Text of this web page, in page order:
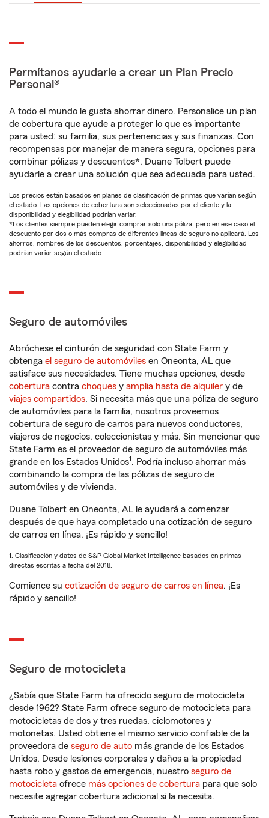
Permítanos ayudarle a crear un Plan Precio
Personal®
A todo el mundo le gusta ahorrar dinero. Personalice un plan
de cobertura que ayude a proteger lo que es importante
para usted: su familia, sus pertenencias y sus finanzas. Con
recompensas por manejar de manera segura, opciones para
combinar pólizas y descuentos*, Duane Tolbert puede
ayudarle a crear una solución que sea adecuada para usted.
Los precios están basados en planes de clasificación de primas que varían según
el estado. Las opciones de cobertura son seleccionadas por el cliente y la
disponibilidad y elegibilidad podrían variar.
*Los clientes siempre pueden elegir comprar solo una póliza, pero en ese caso el
descuento por dos o más compras de diferentes líneas de seguro no aplicará. Los
ahorros, nombres de los descuentos, porcentajes, disponibilidad y elegibilidad
podrían variar según el estado.
Seguro de automóviles
Abróchese el cinturón de seguridad con State Farm y
obtenga el seguro de automóviles en Oneonta, AL que
satisface sus necesidades. Tiene muchas opciones, desde
cobertura contra choques y amplia hasta de alquiler y de
viajes compartidos. Si necesita más que una póliza de seguro
de automóviles para la familia, nosotros proveemos
cobertura de seguro de carros para nuevos conductores,
viajeros de negocios, coleccionistas y más. Sin mencionar que
State Farm es el proveedor de seguro de automóviles más
grande en los Estados Unidos1 . Podría incluso ahorrar más
combinando la compra de las pólizas de seguro de
automóviles y de vivienda.
Duane Tolbert en Oneonta, AL le ayudará a comenzar
después de que haya completado una cotización de seguro
de carros en línea. ¡Es rápido y sencillo!
1. Clasificación y datos de S&P Global Market Intelligence basados en primas
directas escritas a fecha del 2018.
Comience su cotización de seguro de carros en línea. ¡Es
rápido y sencillo!
Seguro de motocicleta
¿Sabía que State Farm ha ofrecido seguro de motocicleta
desde 1962? State Farm ofrece seguro de motocicleta para
motocicletas de dos y tres ruedas, ciclomotores y
motonetas. Usted obtiene el mismo servicio confiable de la
proveedora de seguro de auto más grande de los Estados
Unidos. Desde lesiones corporales y daños a la propiedad
hasta robo y gastos de emergencia, nuestro seguro de
motocicleta ofrece más opciones de cobertura para que solo
necesite agregar cobertura adicional si la necesita.